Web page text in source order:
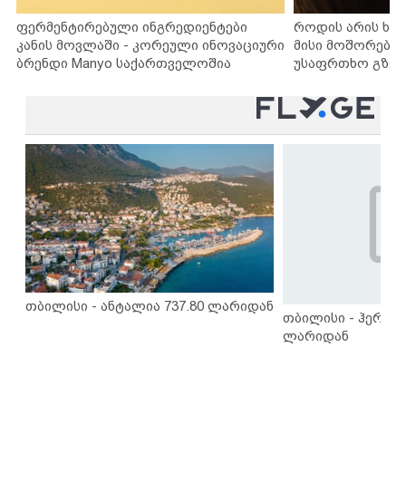
ფერმენტირებული ინგრედიენტები
კანის მოვლაში - კორეული ინოვაციური
ბრენდი Manyo საქართველოშია
როდის არის
მისი
უსაფრთხო
თბილისი - ანტალია 737.80 ლარიდან
თბილისი -
ლარიდან